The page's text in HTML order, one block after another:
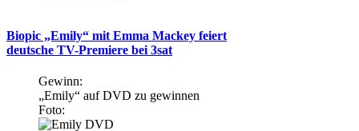
Biopic „Emily“ mit Emma Mackey feiert
deutsche TV-Premiere bei 3sat
Gewinn:
„Emily“ auf DVD zu gewinnen
Foto: